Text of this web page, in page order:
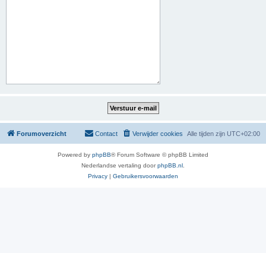
Forumoverzicht Alle tijden zijn UTC+02:00
Verwijder cookies
Contact
Powered by phpBB® Forum Software © phpBB Limited
Nederlandse vertaling doorphpBB.nl
Privacy | Gebruikersvoorwaarden